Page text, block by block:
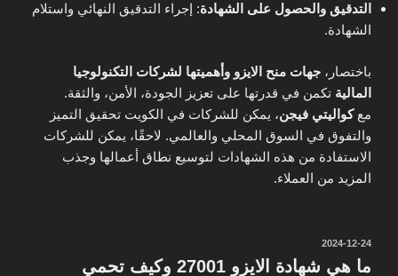
التدقيق والحصول على الشهادة: إجراء التدقيق النهائي واستلام
الشهادة.
باختصار، جهات منح الايزو وأهميتها لشركات التكنولوجيا
المالية تكمن في قدرتها على تعزيز الجودة، الأمن، والثقة.
معكواليتي فيجن، يمكن للشركات في الكويت تحقيق التميز
والتفوق في السوق المحلي والعالمي. لاحقًا، يمكن للشركات
الاستفادة من هذه الشهادات لتوسيع نطاق أعمالها وجذب
المزيد من العملاء.
نُشر
في
2024-12-24
ما هي شهادة الايزو 27001 وكيف تحمي